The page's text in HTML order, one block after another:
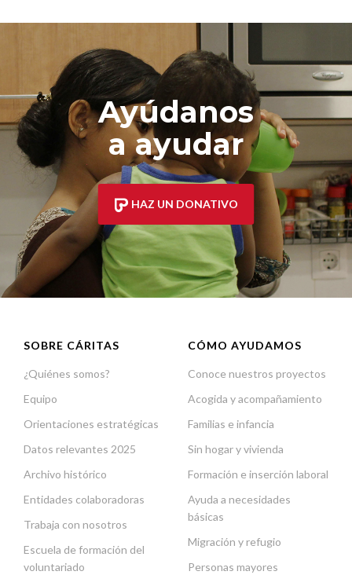
Ayúdanos
a ayudar
HAZ UN DONATIVO
SOBRE CÁRITAS
¿Quiénes somos?
Equipo
Orientaciones estratégicas
Datos relevantes 2025
Archivo histórico
Entidades colaboradoras
Trabaja con nosotros
Escuela de formación del
voluntariado
CÓMO AYUDAMOS
Conoce nuestros proyectos
Acogida y acompañamiento
Familias e infancia
Sin hogar y vivienda
Formación e inserción laboral
Ayuda a necesidades
básicas
Migración y refugio
Personas mayores